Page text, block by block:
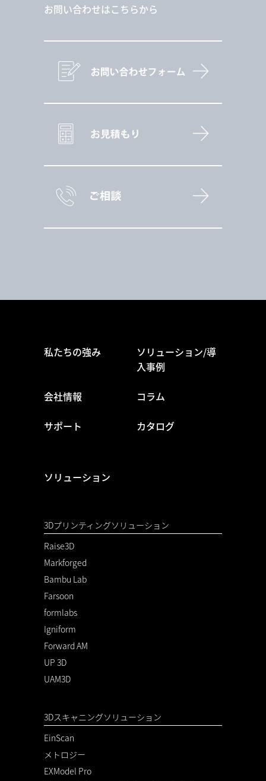
お問い合わせはこちらから
私たちの強み
ソリューション/導
入事例
会社情報 コラム
サポート カタログ
ソリューション
3Dプリンティングソリューション
Raise3D
Markforged
Bambu Lab
Farsoon
formlabs
Igniform
Forward AM
UP 3D
UAM3D
3Dスキャニングソリューション
EinScan
メトロジー
EXModel Pro